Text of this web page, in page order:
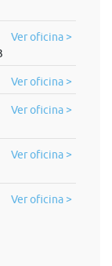
Ver oficina >
Ver oficina >
Ver oficina >
Ver oficina >
Ver oficina >